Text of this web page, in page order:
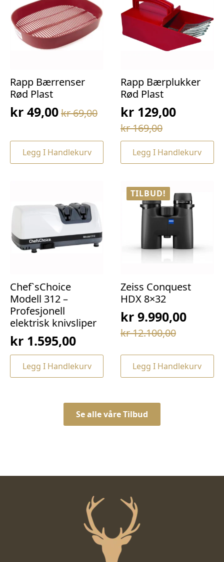
Rapp Bærrenser
Rød Plast
kr69,00
Opprinnelig
var:
kr 69,00.
kr 49,00
Nåværende
er:
kr 49,00.
Legg I Handlekurv
Rapp Bærplukker
Rød Plast
kr169,00
Opprinnelig
pris
var:
kr129,00
Nåværende
pris
er:Legg I Handlekurv
Chef`sChoice
Modell 312 –
Profesjonell
elektrisk knivsliper
kr 1.595,00
Legg I Handlekurv
TILBUD!
Zeiss Conquest
HDX 8×32
kr12.100,00
Opprinnelig
var:
kr 12.100,00.
kr9.990,00
Nåværende
er:
kr 9.990,00.
Legg I Handlekurv
Se alle våre Tilbud